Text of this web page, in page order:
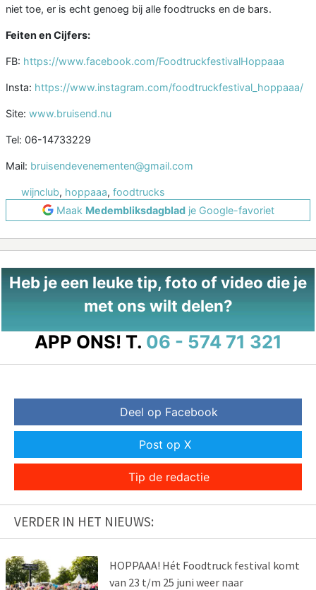
niet toe, er is echt genoeg bij alle foodtrucks en de bars.
Feiten en Cijfers:
FB: https://www.facebook.com/FoodtruckfestivalHoppaaa
Insta: https://www.instagram.com/foodtruckfestival_hoppaaa/
Site: www.bruisend.nu
Tel: 06-14733229
Mail: bruisendevenementen@gmail.com
wijnclub, hoppaaa, foodtrucks
Maak Medembliksdagbladje Google-favoriet
Heb je een leuke tip, foto of video die je
met ons wilt delen?
APP ONS! T. 06 - 574 71 321
Deel op Facebook
Post op X
Tip de redactie
VERDER IN HET NIEUWS:
HOPPAAA! Hét Foodtruck festival komt
van 23 t/m 25 juni weer naar